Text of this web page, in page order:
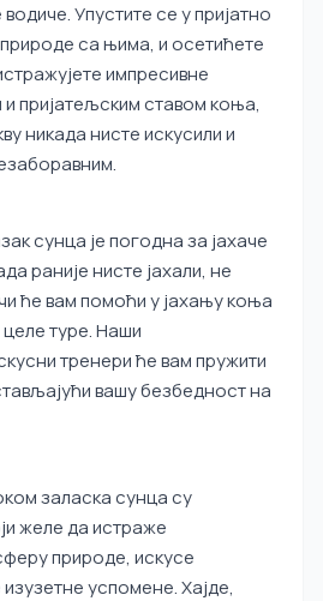
Упустите се у пријатно
са њима, и осетићете
импресивне
пријатељским ставом коња,
никада нисте искусили и
сунца је погодна за јахаче
раније нисте јахали, не
ће вам помоћи у јахању коња
целе туре. Наши
тренери ће вам пружити
вашу безбедност на
заласка сунца су
желе да истраже
природе, искусе
успомене. Хајде,